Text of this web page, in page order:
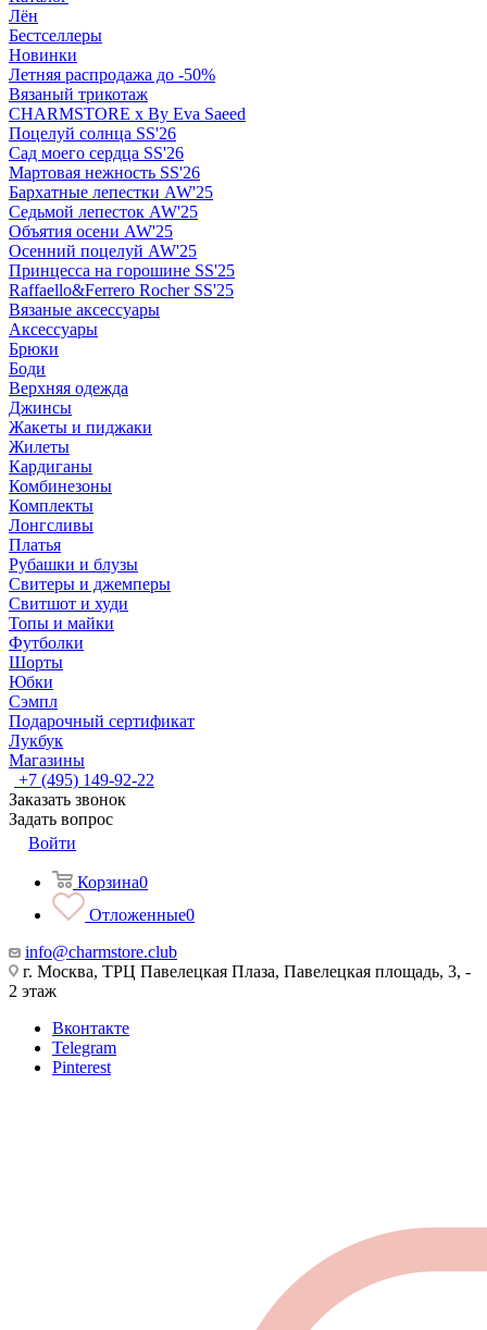
Лён
Бестселлеры
Новинки
Летняя распродажа до -50%
Вязаный трикотаж
CHARMSTORE х By Eva Saeed
Поцелуй солнца SS'26
Сад моего сердца SS'26
Мартовая нежность SS'26
Бархатные лепестки AW'25
Седьмой лепесток AW'25
Объятия осени AW'25
Осенний поцелуй AW'25
Принцесса на горошине SS'25
Raffaello&Ferrero Rocher SS'25
Вязаные аксессуары
Аксессуары
Брюки
Боди
Верхняя одежда
Джинсы
Жакеты и пиджаки
Жилеты
Кардиганы
Комбинезоны
Комплекты
Лонгсливы
Платья
Рубашки и блузы
Свитеры и джемперы
Свитшот и худи
Топы и майки
Футболки
Шорты
Юбки
Сэмпл
Подарочный сертификат
Лукбук
Магазины
+7 (495) 149-92-22
Заказать звонок
Задать вопрос
Войти
Корзина0
Отложенные0
info@charmstore.club
г. Москва, ТРЦ Павелецкая Плаза, Павелецкая площадь, 3, -
2 этаж
Вконтакте
Telegram
Pinterest